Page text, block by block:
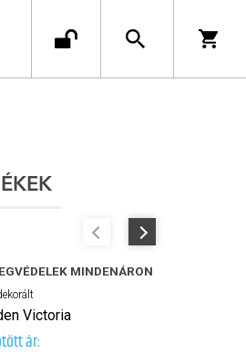
MINDENÁRON
Victoria
ár: